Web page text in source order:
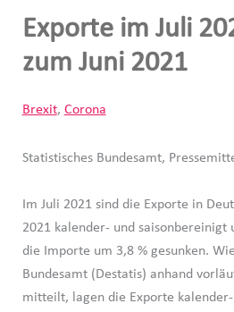
Exporte im Juli
zum Juni 2021
Brexit, Corona
Statistisches Bundesamt,
Im Juli 2021 sind die Exporte in
2021 kalender- und saisonbereinigt
die Importe um 3,8 % gesunken.
Bundesamt (Destatis) anhand
mitteilt, lagen die Exporte